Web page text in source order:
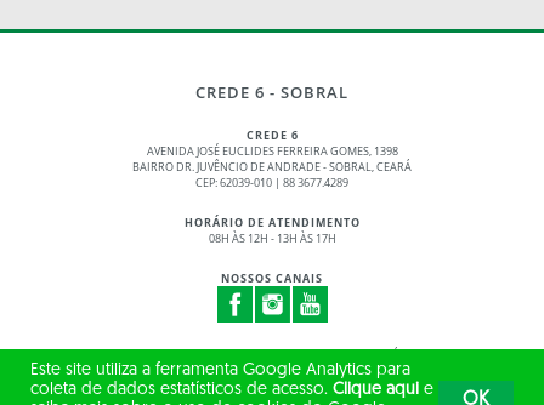
CREDE 6 - SOBRAL
CREDE 6
AVENIDA JOSÉ EUCLIDES FERREIRA GOMES, 1398
BAIRRO DR. JUVÊNCIO DE ANDRADE - SOBRAL, CEARÁ
CEP: 62039-010 | 88 3677.4289
HORÁRIO DE ATENDIMENTO
08H ÀS 12H - 13H ÀS 17H
NOSSOS CANAIS
TODOS OS DIREITOS RESERVADOS
Este site utiliza a ferramenta Google Analytics para
coleta de dados estatísticos de acesso. Clique aqui e
OK